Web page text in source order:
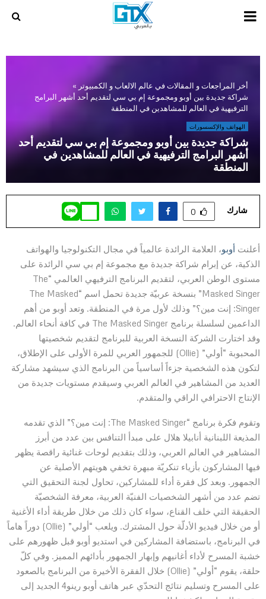
PRIMARY
أخر المراجعات و المقالات في عالم الالعاب و الكمبيوتر »
شراكة جديدة بين أوبو ومجموعة إم بي سي لتقديم أحد أشهر البرامج
الترفيهية في العالم للمشاهدين في المنطقة
الهواتف والإكسسورات
شراكة جديدة بين أوبو ومجموعة إم بي سي لتقديم أحد
أشهر البرامج الترفيهية في العالم للمشاهدين في
المنطقة
شارك 0
أعلنت أوبو، العلامة الرائدة عالمياً في مجال التكنولوجيا والهواتف
الذكية، عن إبرام شراكة جديدة مع مجموعة إم بي سي الرائدة على
مستوى الوطن العربي، لتقديم البرنامج الترفيهي العالمي “The
Masked Singer” بنسخة عربيّة جديدة تحمل اسم “The Masked
Singer: إنت مين؟” وذلك لأول مرة في المنطقة. وتعد أوبو من أهم
الداعمين لسلسلة برنامج The Masked Singer في كافة أنحاء العالم.
وقد اختارت الشركة النسخة العربية للبرنامج لتقديم شخصيتها
المحبوبة “أولي” (Ollie) للجمهور العربي للمرة الأولى على الإطلاق،
لتكون هذه الشخصية جزءاً أساسياً من البرنامج الذي سيشهد مشاركة
العديد من المشاهير في العالم العربي وسيقدم مستويات جديدة من
الإنتاج الاحترافي الراقي والمتقدم.
وتقوم فكرة برنامج “The Masked Singer: إنت مين؟” الذي تقدمه
المذيعة اللبنانية أنابيلا هلال على مبدأ التنافس بين عدد من أبرز
المشاهير في العالم العربي، وذلك بتقديم لوحات غنائية راقصة يظهر
فيها المشاركون بأزياء تنكريّة مبهرة تخفي هويتهم الأصلية عن
الجمهور. وبعد كل فقرة أداء للمشاركين، تحاول لجنة التحقيق التي
تضم عدد من أشهر الشخصيات الفنيّة العربية، معرفة الشخصيّة
الحقيقة التي خلف القناع، سواء كان ذلك من خلال طريقة أداء الأغنية
أو من خلال فيديو الأدلّة حول المشترك. ويلعب “أولي” (Ollie) دوراً هاماً
في البرنامج، باستضافة المشاركين في استديو أوبو قبل ظهورهم على
خشبة المسرح لأداء أغانيهم وإبهار الجمهور بأدائهم المميز. وفي كلّ
حلقة، يقوم “أولي” (Ollie) خلال الفقرة الأخيرة من البرنامج بالصعود
على المسرح وتسليم نتائج التحدّي عبر هاتف أوبو رينو4 الجديد إلى